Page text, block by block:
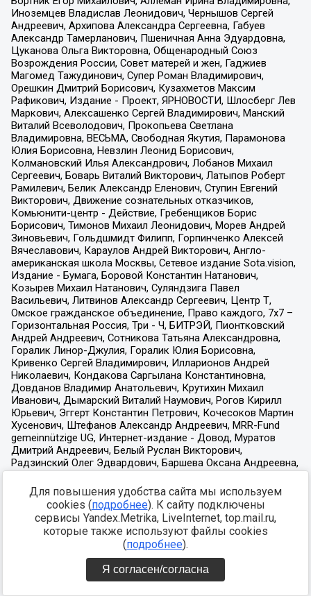
Для повышения удобства сайта мы используем
cookies (подробнее). К сайту подключены
сервисы Yandex.Metrika, LiveInternet, top.mail.ru,
которые также используют файлы cookies
(подробнее).
Я согласен/согласна